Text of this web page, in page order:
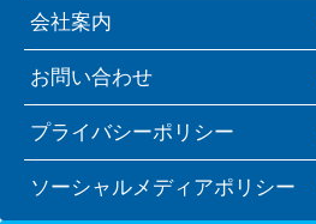
会社案内
お問い合わせ
プライバシーポリシー
ソーシャルメディアポリシー